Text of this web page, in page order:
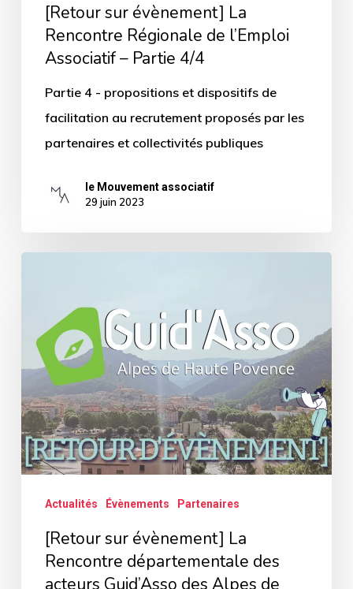
[Retour sur évènement] La
Rencontre Régionale de l’Emploi
Associatif – Partie 4/4
Partie 4 - propositions et dispositifs de
facilitation au recrutement proposés par les
partenaires et collectivités publiques
le Mouvement associatif
29 juin 2023
évènement]
Rencontre
départementale
des
acteurs
Guid’Asso
Haute
Actualités Évènements Partenaires
[Retour sur évènement] La
Rencontre départementale des
acteurs Guid’Asso des Alpes de